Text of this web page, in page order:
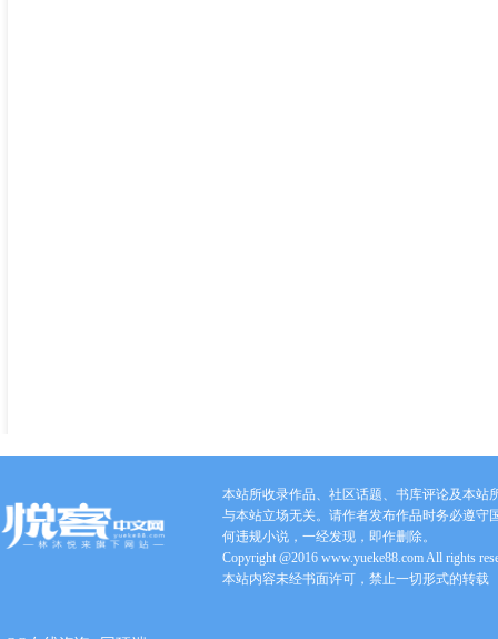
本站所收录作品、社区话题、书库评论及本站
与本站立场无关。请作者发布作品时务必遵守
何违规小说，一经发现，即作删除。
Copyright @2016 www.yueke88.com All rights
本站内容未经书面许可，禁止一切形式的转载